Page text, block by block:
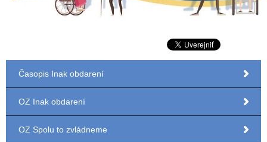
Časopis Inak obdarení
OZ Inak obdarení
OZ Spolu to zvládneme